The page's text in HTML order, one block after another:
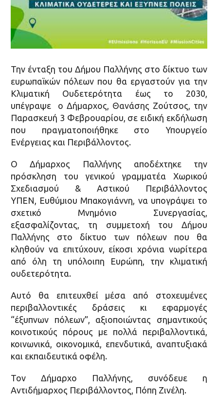
Την ένταξη του Δήμου Παλλήνης στο δίκτυο των
ευρωπαϊκών πόλεων που θα εργαστούν για την
Κλιματική Ουδετερότητα έως το 2030,
υπέγραψε ο Δήμαρχος, Θανάσης Ζούτσος, την
Παρασκευή 3 Φεβρουαρίου, σε ειδική εκδήλωση
που πραγματοποιήθηκε στο Υπουργείο
Ενέργειας και Περιβάλλοντος.
Ο Δήμαρχος Παλλήνης αποδέχτηκε την
πρόσκληση του γενικού γραμματέα Χωρικού
Σχεδιασμού & Αστικού Περιβάλλοντος
ΥΠΕΝ, Ευθύμιου Μπακογιάννη, να υπογράψει το
σχετικό Μνημόνιο Συνεργασίας,
εξασφαλίζοντας, τη συμμετοχή του Δήμου
Παλλήνης στο δίκτυο των πόλεων που θα
κληθούν να επιτύχουν, είκοσι χρόνια νωρίτερα
από όλη τη υπόλοιπη Ευρώπη, την κλιματική
ουδετερότητα.
Αυτό θα επιτευχθεί μέσα από στοχευμένες
περιβαλλοντικές δράσεις κι εφαρμογές
“έξυπνων πόλεων”, αξιοποιώντας σημαντικούς
κοινοτικούς πόρους με πολλά περιβαλλοντικά,
κοινωνικά, οικονομικά, επενδυτικά, αναπτυξιακά
και εκπαιδευτικά οφέλη.
Τον Δήμαρχο Παλλήνης, συνόδευε η
Αντιδήμαρχος Περιβάλλοντος, Πόπη Ζινέλη.